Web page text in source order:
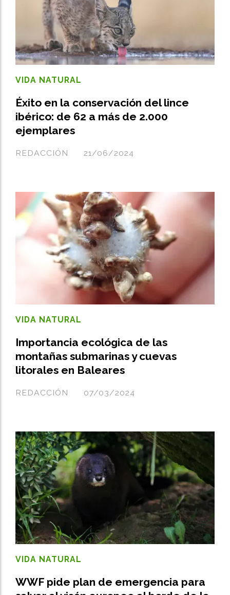
Éxito en la conservación del lince
ibérico: de 62 a más de 2.000
ejemplares
REDACCIÓN
VIDA NATURAL
21/06/2024
Importancia ecológica de las
montañas submarinas y cuevas
litorales en Baleares
REDACCIÓN
VIDA NATURAL
07/03/2024
WWF pide plan de emergencia para
VIDA NATURAL